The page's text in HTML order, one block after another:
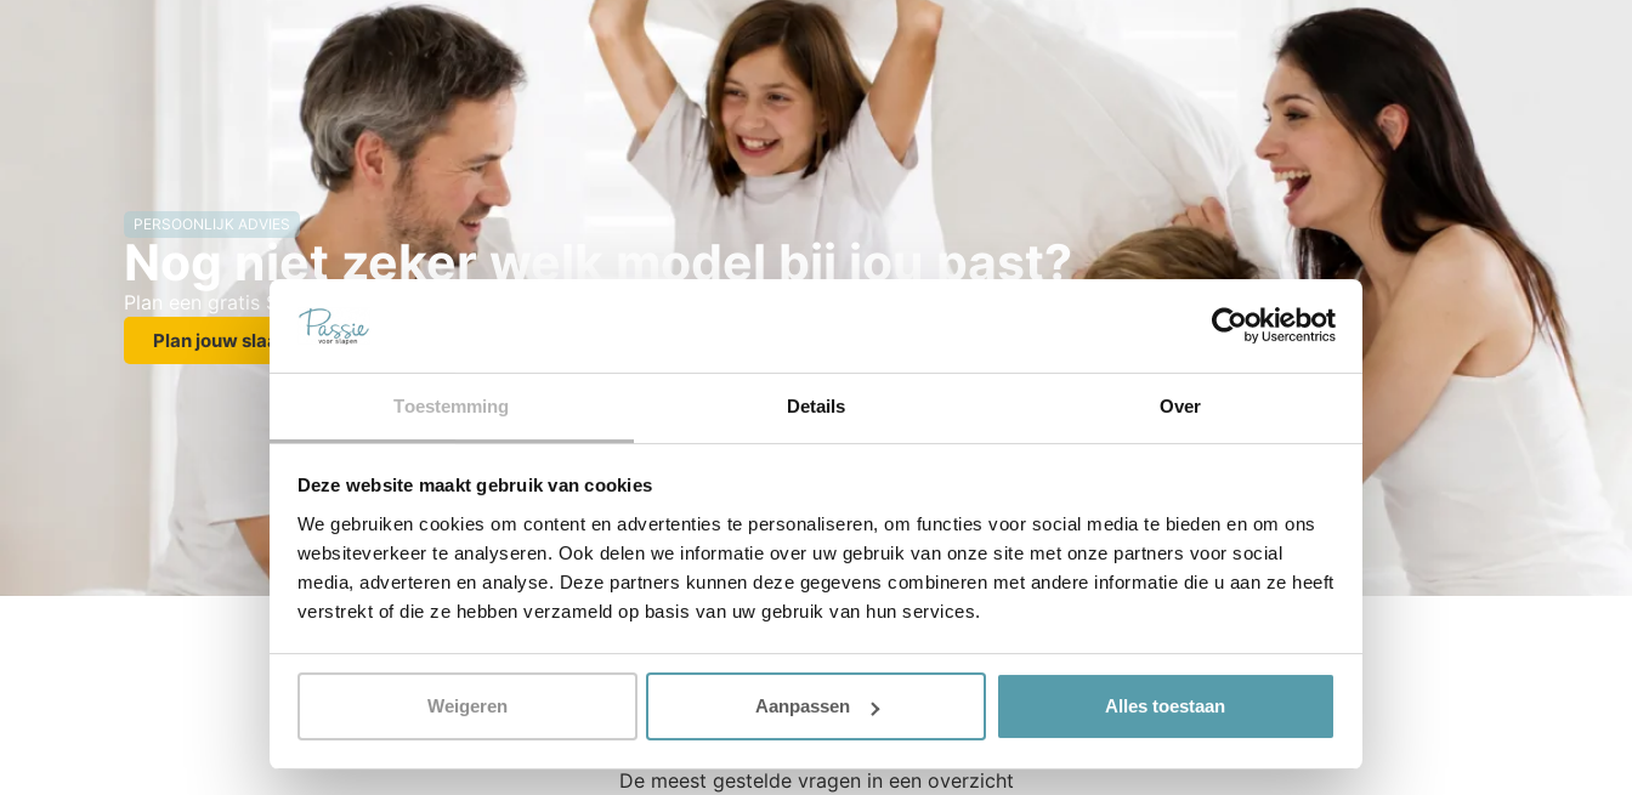
Toestemming Details Over
Deze website maakt gebruik van cookies
We gebruiken cookies om content en advertenties te personaliseren, om functies voor social media te bieden en om ons
websiteverkeer te analyseren. Ook delen we informatie over uw gebruik van onze site met onze partners voor social
media, adverteren en analyse. Deze partners kunnen deze gegevens combineren met andere informatie die u aan ze heeft
verstrekt of die ze hebben verzameld op basis van uw gebruik van hun services.
Weigeren Aanpassen Alles toestaan
PERSOONLIJK ADVIES
Nog niet zeker welk model bij jou past?
Plan een gratis Slaapscan en ontvang advies van gecertificeerde slaapexperts, zonder verplichting.
Plan jouw slaapscan
VEELGESTELDE VRAGEN
Meer over Kauffman
De meest gestelde vragen in een overzicht